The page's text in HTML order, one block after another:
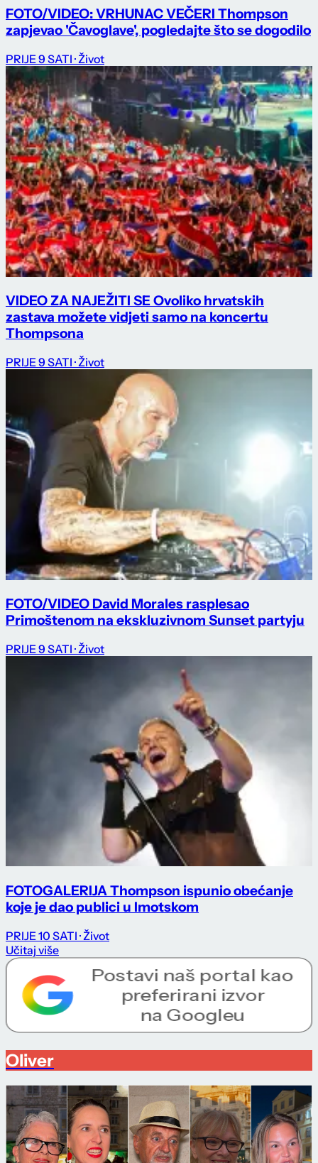
FOTO/VIDEO: VRHUNAC VEČERI Thompson
zapjevao 'Čavoglave', pogledajte što se dogodilo
PRIJE 9 SATI · Život
VIDEO ZA NAJEŽITI SE Ovoliko hrvatskih
zastava možete vidjeti samo na koncertu
Thompsona
PRIJE 9 SATI · Život
FOTO/VIDEO David Morales rasplesao
Primoštenom na ekskluzivnom Sunset partyju
PRIJE 9 SATI · Život
FOTOGALERIJA Thompson ispunio obećanje
koje je dao publici u Imotskom
PRIJE 10 SATI · Život
Učitaj više
Oliver